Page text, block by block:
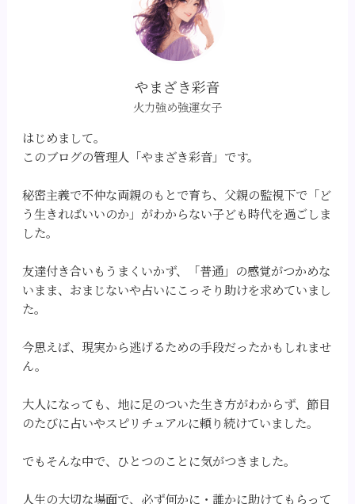
やまざき彩音
火力強め強運女子
はじめまして。
このブログの管理人「やまざき彩音」です。
秘密主義で不仲な両親のもとで育ち、父親の監視下で「ど
う生きればいいのか」がわからない子ども時代を過ごしま
した。
友達付き合いもうまくいかず、「普通」の感覚がつかめな
いまま、おまじないや占いにこっそり助けを求めていまし
た。
今思えば、現実から逃げるための手段だったかもしれませ
ん。
大人になっても、地に足のついた生き方がわからず、節目
のたびに占いやスピリチュアルに頼り続けていました。
でもそんな中で、ひとつのことに気がつきました。
人生の大切な場面で、必ず何かに・誰かに助けてもらって